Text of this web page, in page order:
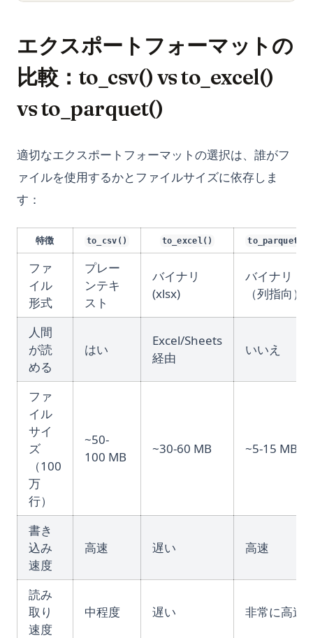
エクスポートフォーマットの
比較：to_csv() vs to_excel()
vs to_parquet()
適切なエクスポートフォーマットの選択は、誰がフ
ァイルを使用するかとファイルサイズに依存しま
す：
特徴 to_csv() to_excel() to_parquet()
ファ
イル
形式
プレー
ンテキ
スト
バイナリ
(xlsx)
バイナリ
（列指向）
人間
が読
める
はい
Excel/Sheets
経由
いいえ
ファ
イル
サイ
ズ
（100
万
行）
~50-
100 MB
~30-60 MB ~5-15 MB
書き
込み
速度
高速 遅い 高速
読み
取り
速度
中程度 遅い 非常に高速